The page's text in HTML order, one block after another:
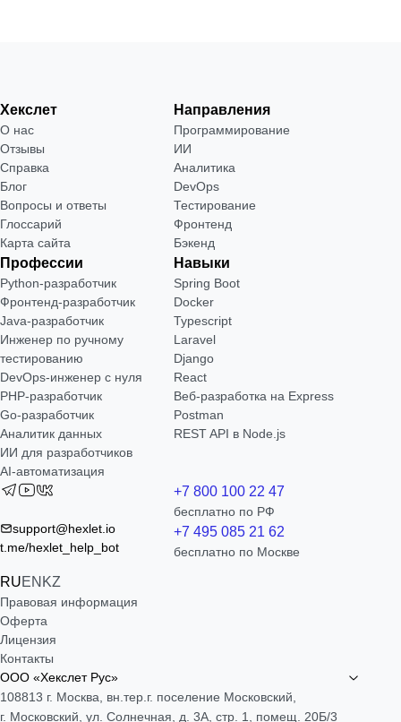
Хекслет
О нас
Отзывы
Справка
Блог
Вопросы и ответы
Глоссарий
Карта сайта
Направления
Программирование
ИИ
Аналитика
DevOps
Тестирование
Фронтенд
Бэкенд
Профессии
Python-разработчик
Фронтенд-разработчик
Java-разработчик
Инженер по ручному
тестированию
DevOps-инженер с нуля
РНР-разработчик
Go-разработчик
Аналитик данных
ИИ для разработчиков
AI-автоматизация
Навыки
Spring Boot
Docker
Typescript
Laravel
Django
React
Веб-разработка на Express
Postman
REST API в Node.js
support@hexlet.io
t.me/hexlet_help_bot
RUEN KZ
+7 800 100 22 47
бесплатно по РФ
+7 495 085 21 62
бесплатно по Москве
Правовая информация
Оферта
Лицензия
Контакты
ООО «Хекслет Рус»
108813 г. Москва, вн.тер.г. поселение Московский,
г. Московский, ул. Солнечная, д. 3А, стр. 1, помещ. 20Б/3